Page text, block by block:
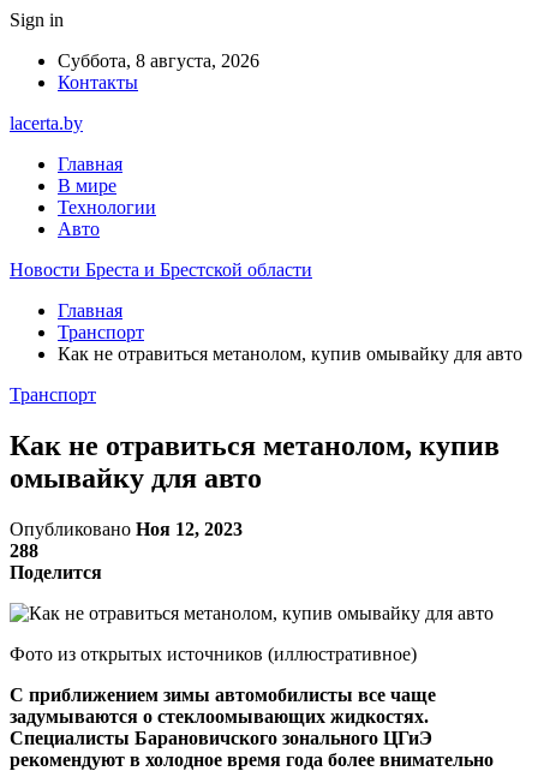
Sign in
Суббота, 8 августа, 2026
Контакты
lacerta.by
Главная
В мире
Технологии
Авто
Новости Бреста и Брестской области
Главная
Транспорт
Как не отравиться метанолом, купив омывайку для авто
Транспорт
Как не отравиться метанолом, купив
омывайку для авто
Опубликовано Ноя 12, 2023
288
Поделится
Фото из открытых источников (иллюстративное)
С приближением зимы автомобилисты все чаще
задумываются о стеклоомывающих жидкостях.
Специалисты Барановичского зонального ЦГиЭ
рекомендуют в холодное время года более внимательно